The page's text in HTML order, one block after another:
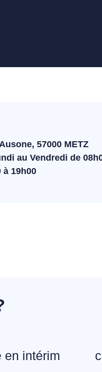
57000 METZ
au Vendredi de
à 19h00
en intérim